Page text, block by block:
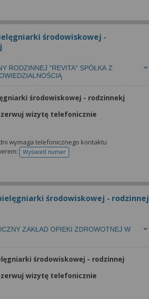
środowiskowej -
RODZINNEJ "REVITA" SPÓŁKA Z
środowiskowej - rodzinnekj
wizytę telefonicznie
wymaga telefonicznego kontaktu
Wyświetl numertelefonu do rejestracji
środowiskowej - rodzinnej
ZAKŁAD OPIEKI ZDROWOTNEJ W
środowiskowej - rodzinnej
wizytę telefonicznie